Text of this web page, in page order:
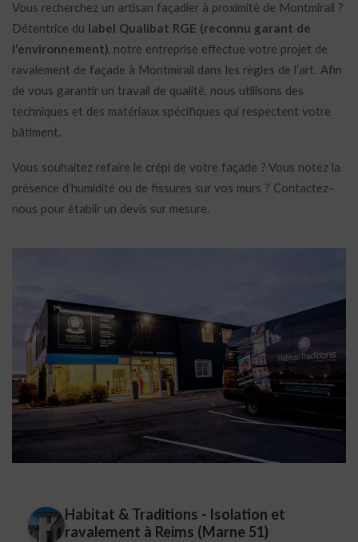
Vous recherchez un artisan façadier à proximité de Montmirail ?
Détentrice du label Qualibat RGE (reconnu garant de
l’environnement), notre entreprise effectue votre projet de
ravalement de façade à Montmirail dans les règles de l’art. Afin
de vous garantir un travail de qualité, nous utilisons des
techniques et des matériaux spécifiques qui respectent votre
bâtiment.
Vous souhaitez refaire le crépi de votre façade ? Vous notez la
présence d’humidité ou de fissures sur vos murs ? Contactez-
nous pour établir un devis sur mesure.
Habitat & Traditions - Isolation et
ravalement à Reims (Marne 51)